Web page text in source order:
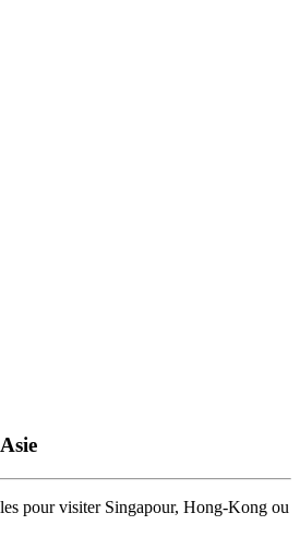
pour visiter Singapour, Hong-Kong ou